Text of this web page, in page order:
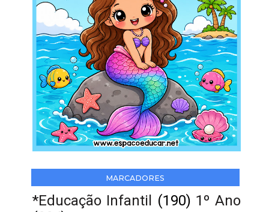
MARCADORES
*Educação Infantil (190) 1º Ano